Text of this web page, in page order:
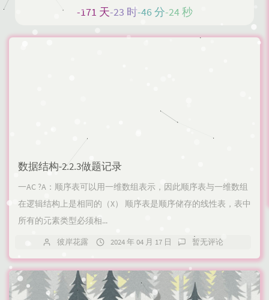
-171 天-23 时-46 分-25 秒
数据结构-2.2.3做题记录
一AC ?A：顺序表可以用一维数组表示，因此顺序表与一维数组
在逻辑结构上是相同的（X）​ 顺序表是顺序储存的线性表，表中
所有的元素类型必须相...
彼岸花露 2024 年 04 月 17 日 暂无评论